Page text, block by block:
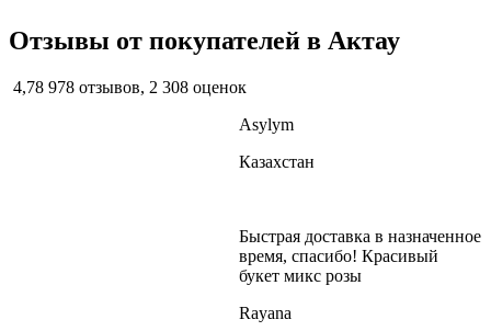
Отзывы от покупателей в Актау
4,78 978 отзывов, 2 308 оценок
Asylym
Казахстан
Быстрая доставка в назначенное
время, спасибо! Красивый
букет микс розы
Rayana